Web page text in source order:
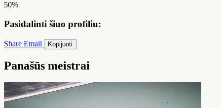
50%
Pasidalinti šiuo profiliu:
Share Email Kopijuoti
Panašūs meistrai